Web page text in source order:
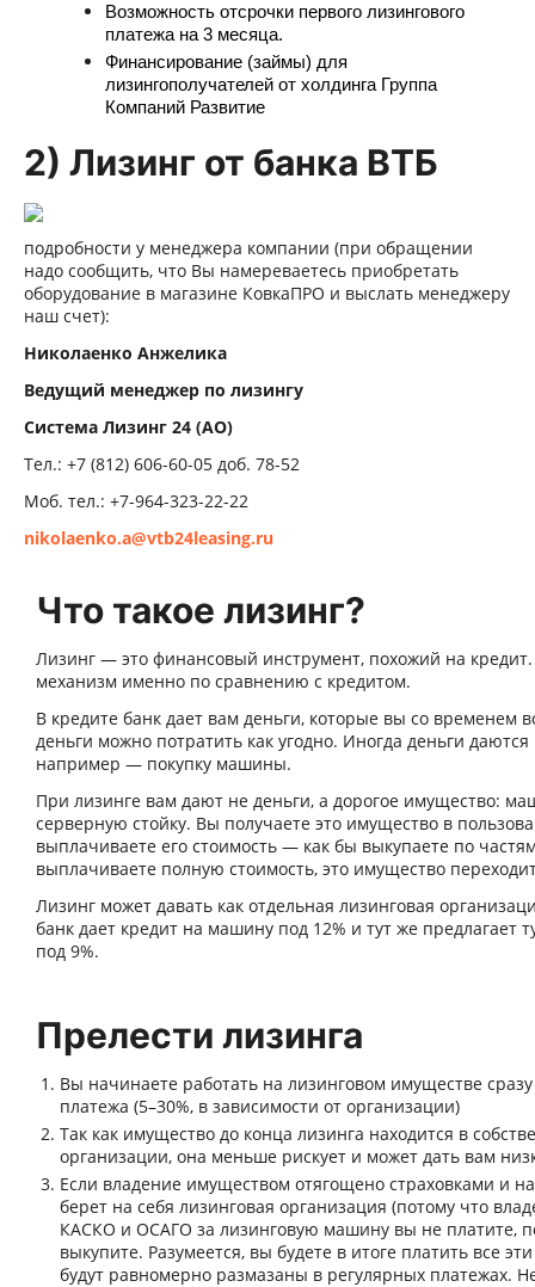
Возможность отсрочки первого лизингового
платежа на 3 месяца.
Финансирование (займы) для
лизингополучателей от холдинга Группа
Компаний Развитие
2) Лизинг от банка ВТБ
подробности у менеджера компании (при обращении
надо сообщить, что Вы намереваетесь приобретать
оборудование в магазине КовкаПРО и выслать менеджеру
наш счет):
Николаенко Анжелика
Ведущий менеджер по лизингу
Система Лизинг 24 (АО)
Тел.: +7 (812) 606-60-05 доб. 78-52
Моб. тел.: +7-964-323-22-22
nikolaenko.a@vtb24leasing.ru
Что такое лизинг?
Лизинг — это финансовый инструмент, похожий на
механизм именно по сравнению с кредитом.
В кредите банк дает вам деньги, которые вы со временем
деньги можно потратить как угодно. Иногда деньги
например — покупку машины.
При лизинге вам дают не деньги, а дорогое имущество:
серверную стойку. Вы получаете это имущество в
выплачиваете его стоимость — как бы выкупаете по
выплачиваете полную стоимость, это имущество
Лизинг может давать как отдельная лизинговая
банк дает кредит на машину под 12% и тут же предлагает
под 9%.
Прелести лизинга
Вы начинаете работать на лизинговом имуществе
платежа (5–30%, в зависимости от организации)
Так как имущество до конца лизинга находится в
организации, она меньше рискует и может дать вам
Если владение имуществом отягощено страховками и
берет на себя лизинговая организация (потому что
КАСКО и ОСАГО за лизинговую машину вы не платите,
выкупите. Разумеется, вы будете в итоге платить все
будут равномерно размазаны в регулярных платежах.